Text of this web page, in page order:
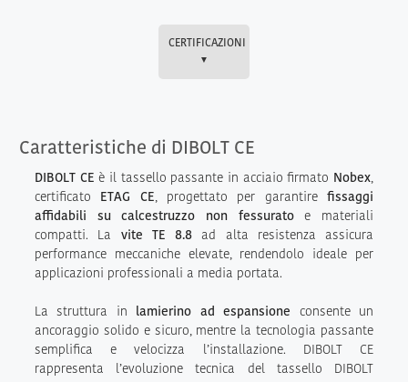
CERTIFICAZIONI
▼
Caratteristiche di DIBOLT CE
DIBOLT CE è il tassello passante in acciaio firmato Nobex,
certificato ETAG CE, progettato per garantirefissaggi
affidabili su calcestruzzo non fessuratoe materiali
compatti. La vite TE 8.8 ad alta resistenza assicura
performance meccaniche elevate, rendendolo ideale per
applicazioni professionali a media portata.
La struttura in lamierino ad espansione consente un
ancoraggio solido e sicuro, mentre la tecnologia passante
semplifica e velocizza l’installazione. DIBOLT CE
rappresenta l’evoluzione tecnica del tassello DIBOLT